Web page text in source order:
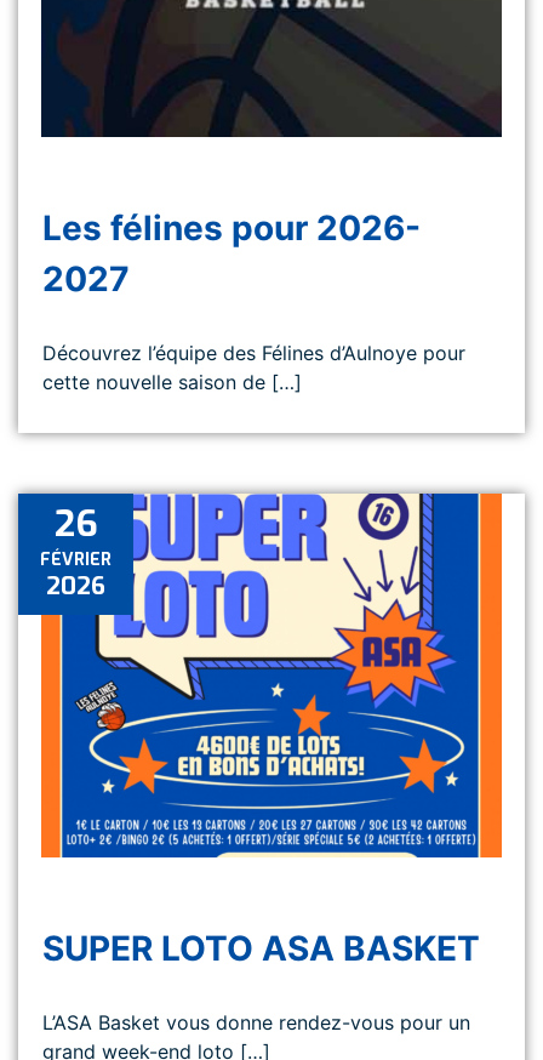
Les félines pour 2026-
2027
Découvrez l’équipe des Félines d’Aulnoye pour
cette nouvelle saison de […]
26
FÉVRIER
2026
SUPER LOTO ASA BASKET
L’ASA Basket vous donne rendez-vous pour un
grand week-end loto […]